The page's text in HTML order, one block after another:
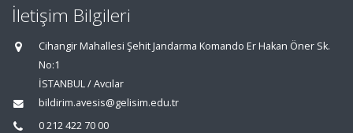
İletişim Bilgileri
Cihangir Mahallesi Şehit Jandarma Komando Er Hakan Öner Sk.
No:1
İSTANBUL / Avcılar
bildirim.avesis@gelisim.edu.tr
0 212 422 70 00